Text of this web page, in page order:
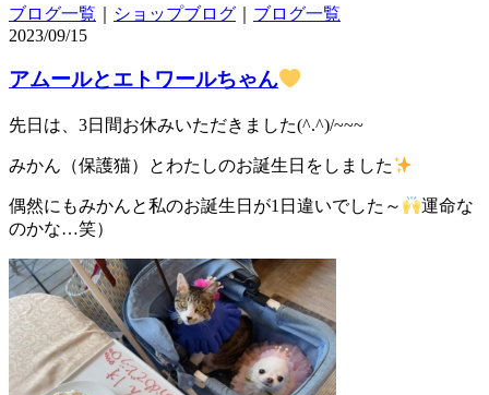
ブログ一覧 ショップブログ
ブログ一覧
2023/09/15
アムールとエトワールちゃん
先日は、3日間お休みいただきました(^.^)/~~~
みかん（保護猫）とわたしのお誕生日をしました
偶然にもみかんと私のお誕生日が1日違いでした～
運命な
のかな…笑）